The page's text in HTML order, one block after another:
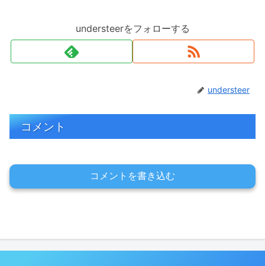
understeerをフォローする
understeer
コメント
コメントを書き込む